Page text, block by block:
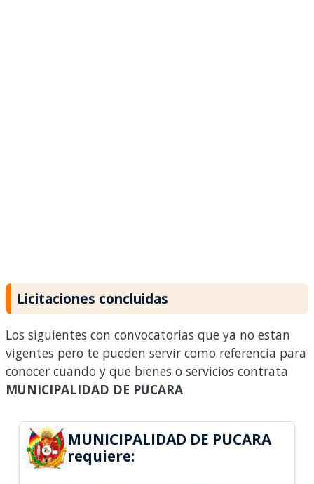
Licitaciones concluidas
Los siguientes con convocatorias que ya no estan
vigentes pero te pueden servir como referencia para
conocer cuando y que bienes o servicios contrata
MUNICIPALIDAD DE PUCARA
MUNICIPALIDAD DE PUCARA
requiere: